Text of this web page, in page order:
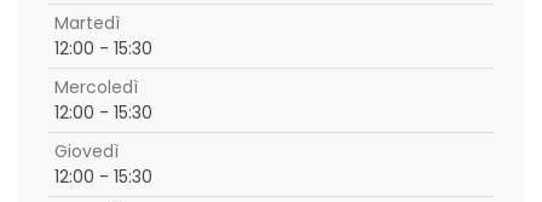
Martedì
12:00 - 15:30
Mercoledì
12:00 - 15:30
Giovedì
12:00 - 15:30